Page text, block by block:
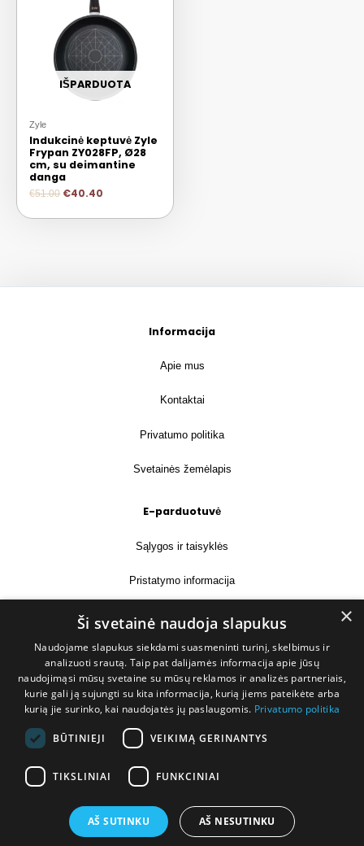
IŠPARDUOTA
Zyle
Indukcinė keptuvė Zyle
Frypan ZY028FP, Ø28
cm, su deimantine
danga
€51.00 €40.40
Informacija
Apie mus
Kontaktai
Privatumo politika
Svetainės žemėlapis
E-parduotuvė
Sąlygos ir taisyklės
Pristatymo informacija
Prekių grąžinimas
Kontaktai
+370 677 31358
×
Ši svetainė naudoja slapukus
Naudojame slapukus siekdami suasmeninti turinį, skelbimus ir
analizuoti srautą. Taip pat dalijamės informacija apie jūsų
naudojimąsi mūsų svetaine su mūsų reklamos ir analizės partneriais,
kurie gali ją sujungti su kita informacija, kurią jiems pateikėte arba
kurią jie surinko, kai naudojatės jų paslaugomis. Privatumo politika
BŪTINIEJI VEIKIMĄ GERINANTYS
TIKSLINIAI FUNKCINIAI
AŠ SUTINKU AŠ NESUTINKU